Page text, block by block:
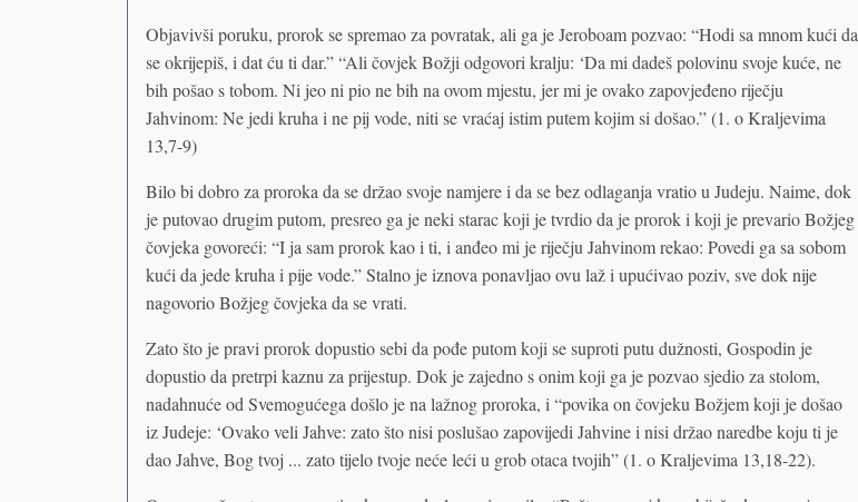
Objavivši poruku, prorok se spremao za povratak, ali ga je Jeroboam pozvao: “Hodi sa mnom kući da
se okrijepiš, i dat ću ti dar.” “Ali čovjek Božji odgovori kralju: ‘Da mi dadeš polovinu svoje kuće, ne
bih pošao s tobom. Ni jeo ni pio ne bih na ovom mjestu, jer mi je ovako zapovjeđeno riječju
Jahvinom: Ne jedi kruha i ne pij vode, niti se vraćaj istim putem kojim si došao.” (1. o Kraljevima
13,7-9)
Bilo bi dobro za proroka da se držao svoje namjere i da se bez odlaganja vratio u Judeju. Naime, dok
je putovao drugim putom, presreo ga je neki starac koji je tvrdio da je prorok i koji je prevario Božjeg
čovjeka govoreći: “I ja sam prorok kao i ti, i anđeo mi je riječju Jahvinom rekao: Povedi ga sa sobom
kući da jede kruha i pije vode.” Stalno je iznova ponavljao ovu laž i upućivao poziv, sve dok nije
nagovorio Božjeg čovjeka da se vrati.
Zato što je pravi prorok dopustio sebi da pođe putom koji se suproti putu dužnosti, Gospodin je
dopustio da pretrpi kaznu za prijestup. Dok je zajedno s onim koji ga je pozvao sjedio za stolom,
nadahnuće od Svemogućega došlo je na lažnog proroka, i “povika on čovjeku Božjem koji je došao
iz Judeje: ‘Ovako veli Jahve: zato što nisi poslušao zapovijedi Jahvine i nisi držao naredbe koju ti je
dao Jahve, Bog tvoj ... zato tijelo tvoje neće leći u grob otaca tvojih” (1. o Kraljevima 13,18-22).